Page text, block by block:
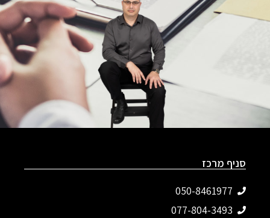
סניף מרכז
050-8461977
077-804-3493‬